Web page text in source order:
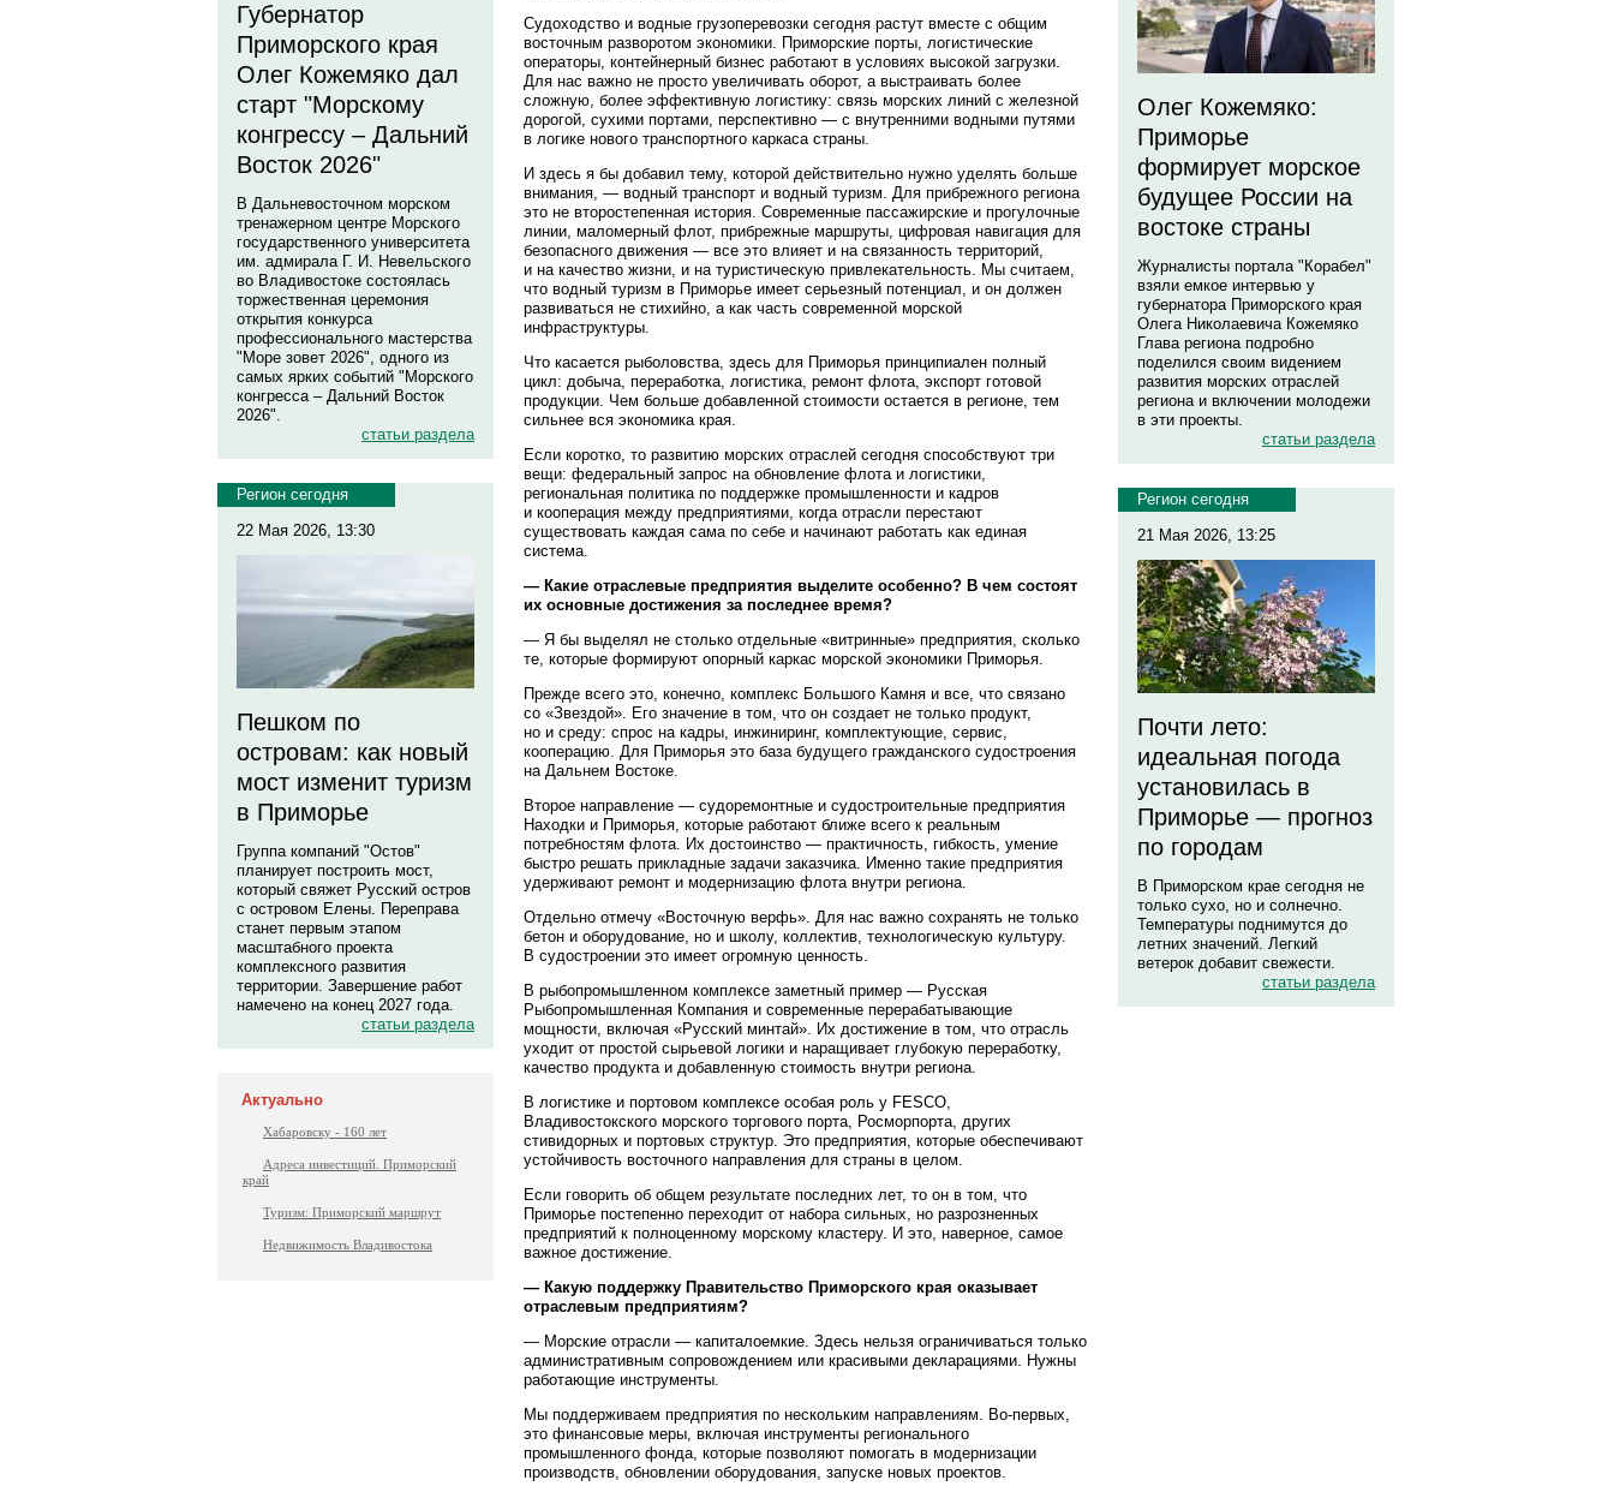
Губернатор
Приморского края
Олег Кожемяко дал
старт "Морскому
конгрессу – Дальний
Восток 2026"
В Дальневосточном морском
тренажерном центре Морского
государственного университета
им. адмирала Г. И. Невельского
во Владивостоке состоялась
торжественная церемония
открытия конкурса
профессионального мастерства
"Море зовет 2026", одного из
самых ярких событий "Морского
конгресса – Дальний Восток
2026".
статьи раздела
Регион сегодня
22 Мая 2026, 13:30
Пешком по
островам: как новый
мост изменит туризм
в Приморье
Группа компаний "Остов"
планирует построить мост,
который свяжет Русский остров
с островом Елены. Переправа
станет первым этапом
масштабного проекта
комплексного развития
территории. Завершение работ
намечено на конец 2027 года.
статьи раздела
Актуально
Хабаровску - 160 лет
Адреса инвестиций. Приморский
край
Туризм: Приморский маршрут
Недвижимость Владивостока
Судоходство и водные грузоперевозки сегодня растут вместе с общим
восточным разворотом экономики. Приморские порты, логистические
операторы, контейнерный бизнес работают в условиях высокой загрузки.
Для нас важно не просто увеличивать оборот, а выстраивать более
сложную, более эффективную логистику: связь морских линий с железной
дорогой, сухими портами, перспективно — с внутренними водными путями
в логике нового транспортного каркаса страны.
И здесь я бы добавил тему, которой действительно нужно уделять больше
внимания, — водный транспорт и водный туризм. Для прибрежного региона
это не второстепенная история. Современные пассажирские и прогулочные
линии, маломерный флот, прибрежные маршруты, цифровая навигация для
безопасного движения — все это влияет и на связанность территорий,
и на качество жизни, и на туристическую привлекательность. Мы считаем,
что водный туризм в Приморье имеет серьезный потенциал, и он должен
развиваться не стихийно, а как часть современной морской
инфраструктуры.
Что касается рыболовства, здесь для Приморья принципиален полный
цикл: добыча, переработка, логистика, ремонт флота, экспорт готовой
продукции. Чем больше добавленной стоимости остается в регионе, тем
сильнее вся экономика края.
Если коротко, то развитию морских отраслей сегодня способствуют три
вещи: федеральный запрос на обновление флота и логистики,
региональная политика по поддержке промышленности и кадров
и кооперация между предприятиями, когда отрасли перестают
существовать каждая сама по себе и начинают работать как единая
система.
— Какие отраслевые предприятия выделите особенно? В чем состоят
их основные достижения за последнее время?
— Я бы выделял не столько отдельные «витринные» предприятия, сколько
те, которые формируют опорный каркас морской экономики Приморья.
Прежде всего это, конечно, комплекс Большого Камня и все, что связано
со «Звездой». Его значение в том, что он создает не только продукт,
но и среду: спрос на кадры, инжиниринг, комплектующие, сервис,
кооперацию. Для Приморья это база будущего гражданского судостроения
на Дальнем Востоке.
Второе направление — судоремонтные и судостроительные предприятия
Находки и Приморья, которые работают ближе всего к реальным
потребностям флота. Их достоинство — практичность, гибкость, умение
быстро решать прикладные задачи заказчика. Именно такие предприятия
удерживают ремонт и модернизацию флота внутри региона.
Отдельно отмечу «Восточную верфь». Для нас важно сохранять не только
бетон и оборудование, но и школу, коллектив, технологическую культуру.
В судостроении это имеет огромную ценность.
В рыбопромышленном комплексе заметный пример — Русская
Рыбопромышленная Компания и современные перерабатывающие
мощности, включая «Русский минтай». Их достижение в том, что отрасль
уходит от простой сырьевой логики и наращивает глубокую переработку,
качество продукта и добавленную стоимость внутри региона.
В логистике и портовом комплексе особая роль у FESCO,
Владивостокского морского торгового порта, Росморпорта, других
стивидорных и портовых структур. Это предприятия, которые обеспечивают
устойчивость восточного направления для страны в целом.
Если говорить об общем результате последних лет, то он в том, что
Приморье постепенно переходит от набора сильных, но разрозненных
предприятий к полноценному морскому кластеру. И это, наверное, самое
важное достижение.
— Какую поддержку Правительство Приморского края оказывает
отраслевым предприятиям?
— Морские отрасли — капиталоемкие. Здесь нельзя ограничиваться только
административным сопровождением или красивыми декларациями. Нужны
работающие инструменты.
Мы поддерживаем предприятия по нескольким направлениям. Во-первых,
это финансовые меры, включая инструменты регионального
промышленного фонда, которые позволяют помогать в модернизации
производств, обновлении оборудования, запуске новых проектов.
Олег Кожемяко:
Приморье
формирует морское
будущее России на
востоке страны
Журналисты портала "Корабел"
взяли емкое интервью у
губернатора Приморского края
Олега Николаевича Кожемяко
Глава региона подробно
поделился своим видением
развития морских отраслей
региона и включении молодежи
в эти проекты.
статьи раздела
Регион сегодня
21 Мая 2026, 13:25
Почти лето:
идеальная погода
установилась в
Приморье — прогноз
по городам
В Приморском крае сегодня не
только сухо, но и солнечно.
Температуры поднимутся до
летних значений. Легкий
ветерок добавит свежести.
статьи раздела